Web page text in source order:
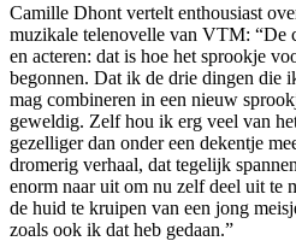
Camille Dhont vertelt enthousiast
muzikale telenovelle van VTM: “De
en acteren: dat is hoe het sprookje
begonnen. Dat ik de drie dingen die
mag combineren in een nieuw
geweldig. Zelf hou ik erg veel van
gezelliger dan onder een dekentje
dromerig verhaal, dat tegelijk
enorm naar uit om nu zelf deel uit te
de huid te kruipen van een jong
zoals ook ik dat heb gedaan.”